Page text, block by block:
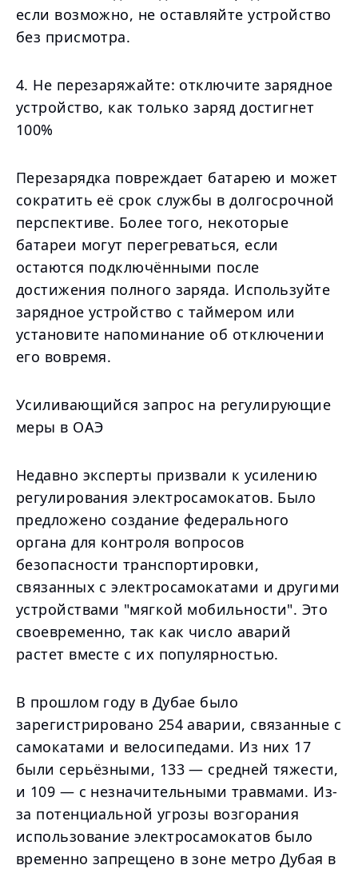
если возможно, не оставляйте устройство
без присмотра.
4. Не перезаряжайте: отключите зарядное
устройство, как только заряд достигнет
100%
Перезарядка повреждает батарею и может
сократить её срок службы в долгосрочной
перспективе. Более того, некоторые
батареи могут перегреваться, если
остаются подключёнными после
достижения полного заряда. Используйте
зарядное устройство с таймером или
установите напоминание об отключении
его вовремя.
Усиливающийся запрос на регулирующие
меры в ОАЭ
Недавно эксперты призвали к усилению
регулирования электросамокатов. Было
предложено создание федерального
органа для контроля вопросов
безопасности транспортировки,
связанных с электросамокатами и другими
устройствами "мягкой мобильности". Это
своевременно, так как число аварий
растет вместе с их популярностью.
В прошлом году в Дубае было
зарегистрировано 254 аварии, связанные с
самокатами и велосипедами. Из них 17
были серьёзными, 133 — средней тяжести,
и 109 — с незначительными травмами. Из-
за потенциальной угрозы возгорания
использование электросамокатов было
временно запрещено в зоне метро Дубая в